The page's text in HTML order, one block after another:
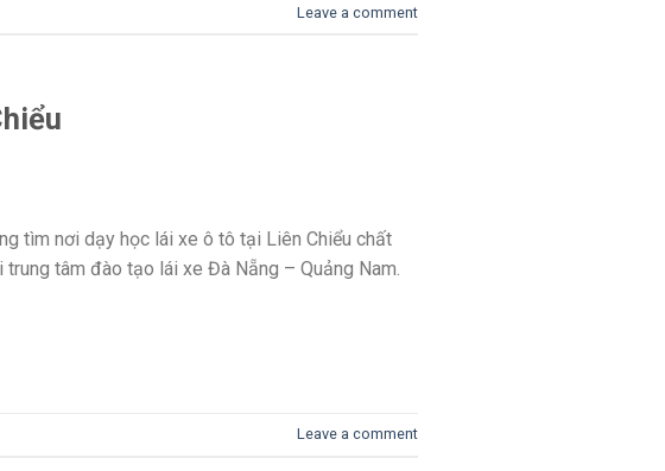
Leave a comment
tìm nơi dạy học lái xe ô tô tại Liên Chiểu chất
tâm đào tạo lái xe Đà Nẵng – Quảng Nam.
Leave a comment